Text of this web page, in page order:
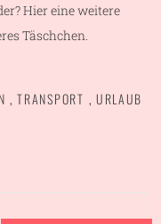
Hier eine weitere
Täschchen.
, TRANSPORT , URLAUB